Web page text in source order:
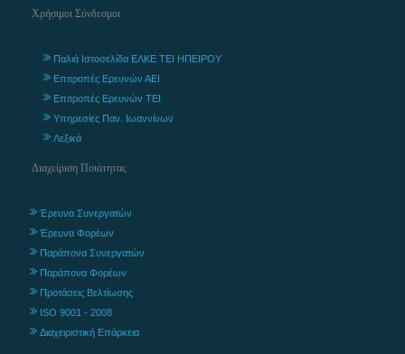
Χρήσιμοι Σύνδεσμοι
Παλιά Ιστοσελίδα ΕΛΚΕ ΤΕΙ ΗΠΕΙΡΟΥ
Επιτροπές Ερευνών ΑΕΙ
Επιτροπές Ερευνών ΤΕΙ
Υπηρεσίες Παν. Ιωαννίνων
Λεξικά
Διαχείριση Ποιότητας
Έρευνα Συνεργατών
Έρευνα Φορέων
Παράπονα Συνεργατών
Παράπονα Φορέων
Προτάσεις Βελτίωσης
ISO 9001 - 2008
Διαχειριστική Επάρκεια